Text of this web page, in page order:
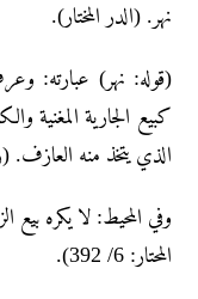
نهر. (الدر المختار).
(قوله: نهر) عبارته:
كبيع الجارية المغنية
الذي يتخذ منه العازف. (رد
وفي المحيط: لا يكره بيع
المحتار: 6/ 392).